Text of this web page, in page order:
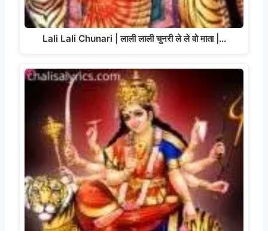
Lali Lali Chunari | लाली लाली चुनरी ले ले वो माता |…